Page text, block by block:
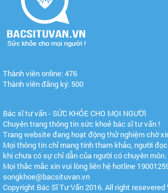
Thành viên online: 476
Thành viên đăng ký: 500
Bác sĩ tư vấn - SỨC KHỎE CHO MỌI NGƯỜI
Chuyên trang thông tin sức khoẻ bác sĩ tư vấn !
Trang website đang hoạt động thử nghiệm chờ
Mọi thông tin chỉ mang tính tham khảo, người
khi chưa có sự chỉ dẫn của người có chuyên môn.
Mọi thắc mắc xin vui lòng liên hệ hotline
songkhoe@bacsituvan.vn
Copyright Bác Sĩ Tư Vấn 2016. All right resevered